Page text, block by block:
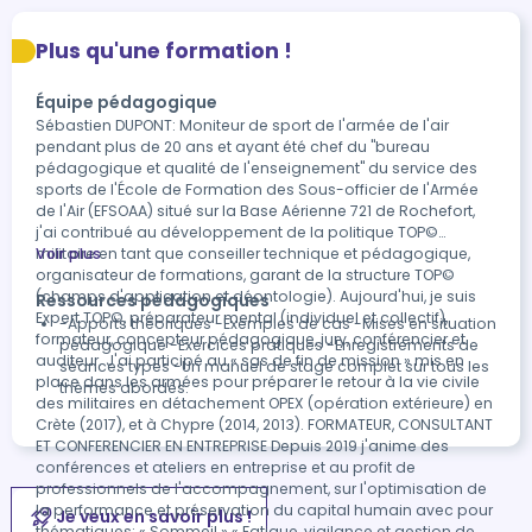
Plus qu'une formation !
Équipe pédagogique
Sébastien DUPONT: Moniteur de sport de l'armée de l'air
pendant plus de 20 ans et ayant été chef du "bureau
pédagogique et qualité de l'enseignement" du service des
sports de l'École de Formation des Sous-officier de l'Armée
de l'Air (EFSOAA) situé sur la Base Aérienne 721 de Rochefort,
j'ai contribué au développement de la politique TOP©
militaire en tant que conseiller technique et pédagogique,
organisateur de formations, garant de la structure TOP©
(champs d'application et déontologie). Aujourd'hui, je suis
Expert TOP©, préparateur mental (individuel et collectif),
formateur, concepteur pédagogique, jury, conférencier et
auditeur. J'ai participé au « sas de fin de mission » mis en
place dans les armées pour préparer le retour à la vie civile
des militaires en détachement OPEX (opération extérieure) en
Crète (2017), et à Chypre (2014, 2013). FORMATEUR, CONSULTANT
ET CONFERENCIER EN ENTREPRISE Depuis 2019 j'anime des
conférences et ateliers en entreprise et au profit de
professionnels de l'accompagnement, sur l'optimisation de
la performance et préservation du capital humain avec pour
Voir plus
Ressources pédagogiques
-Apports théoriques -Exemples de cas -Mises en situation
pédagogique -Exercices pratiques -Enregistrements de
séances types -Un manuel de stage complet sur tous les
thèmes abordés.
Je veux en savoir plus !